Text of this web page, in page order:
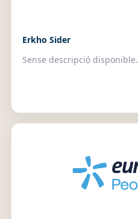
Erkho Sider
Sense descripció disponible.